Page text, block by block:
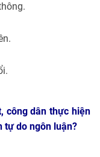
công dân thực hiện
tự do ngôn luận?